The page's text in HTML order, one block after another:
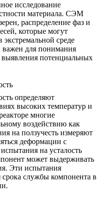
исследование
материала. СЭМ
распределение фаз и
которые могут
экстремальной среде
важен для понимания
потенциальных
определяют
высоких температур и
многие
воздействию как
на ползучесть измеряют
деформации с
на усталость
может выдерживать
Эти испытания
срока службы компонента в